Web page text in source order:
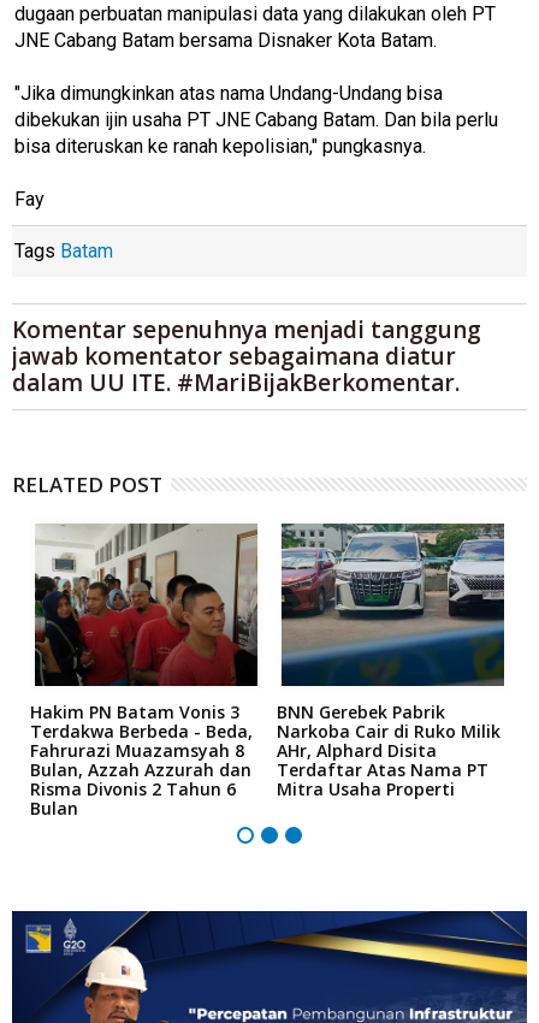
dugaan perbuatan manipulasi data yang dilakukan oleh PT
JNE Cabang Batam bersama Disnaker Kota Batam.
"Jika dimungkinkan atas nama Undang-Undang bisa
dibekukan ijin usaha PT JNE Cabang Batam. Dan bila perlu
bisa diteruskan ke ranah kepolisian," pungkasnya.
Fay
Tags Batam
Komentar sepenuhnya menjadi tanggung
jawab komentator sebagaimana diatur
dalam UU ITE. #MariBijakBerkomentar.
RELATED POST
Hakim PN Batam Vonis 3
Terdakwa Berbeda - Beda,
Fahrurazi Muazamsyah 8
Bulan, Azzah Azzurah dan
Risma Divonis 2 Tahun 6
Bulan
BNN Gerebek Pabrik
Narkoba Cair di Ruko Milik
AHr, Alphard Disita
Terdaftar Atas Nama PT
Mitra Usaha Properti